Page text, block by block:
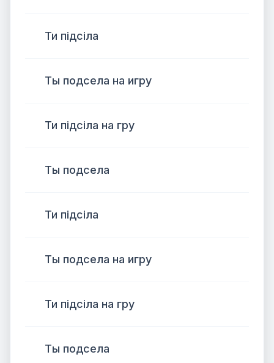
Ти підсіла
Ты подсела на игру
Ти підсіла на гру
Ты подсела
Ти підсіла
Ты подсела на игру
Ти підсіла на гру
Ты подсела